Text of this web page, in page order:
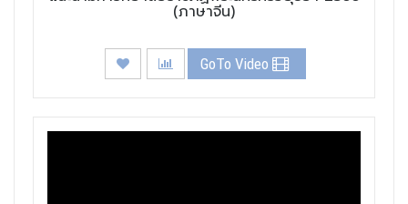
(ภาษาจีน)
GoTo Video